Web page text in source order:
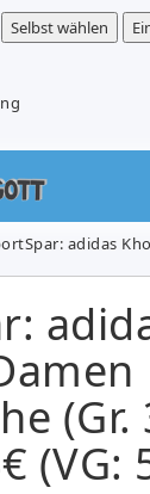
Selbst wählen
adidas Khoe Adapt X Damen Laufschuhe (Gr. 36 –
(Gr.
(VG: